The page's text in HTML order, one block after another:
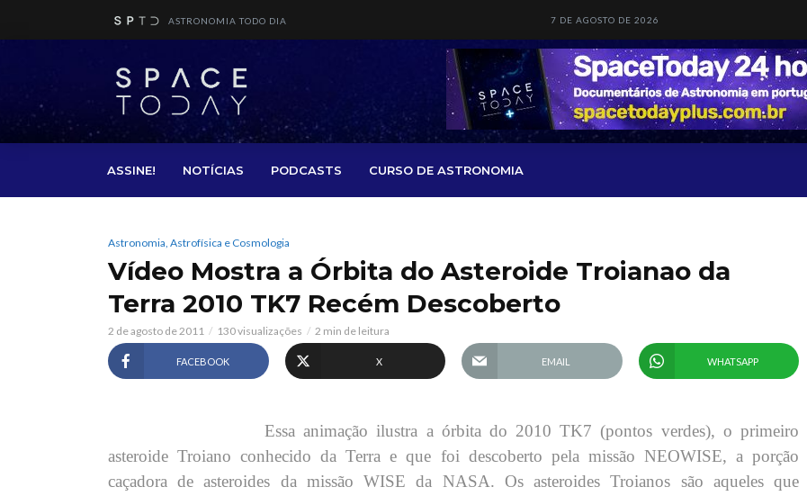
ASTRONOMIA TODO DIA 7 DE AGOSTO DE 2026
ASSINE! NOTÍCIAS PODCASTS CURSO DE ASTRONOMIA
Astronomia, Astrofísica e Cosmologia
Vídeo Mostra a Órbita do Asteroide Troianao da
Terra 2010 TK7 Recém Descoberto
2 de agosto de 2011 130 visualizações 2 min de leitura
FACEBOOK X EMAIL WHATSAPP
Essa animação ilustra a órbita do 2010 TK7 (pontos verdes), o primeiro
asteroide Troiano conhecido da Terra e que foi descoberto pela missão NEOWISE, a porção
caçadora de asteroides da missão WISE da NASA. Os asteroides Troianos são aqueles que